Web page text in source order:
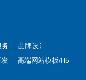
务
品牌设计
发
高端网站模板/H5